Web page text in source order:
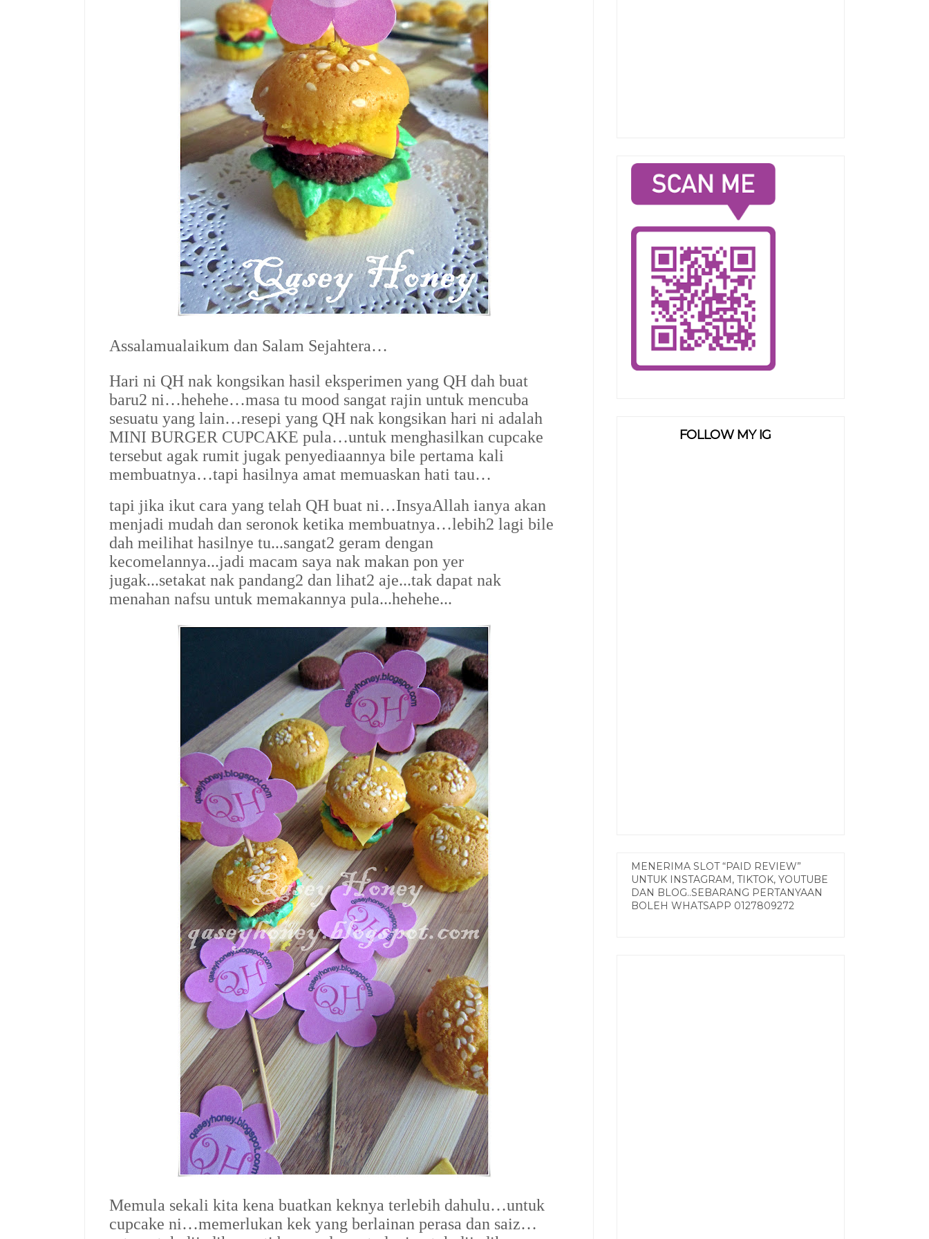
Assalamualaikum dan Salam Sejahtera…
Hari ni QH nak kongsikan hasil eksperimen yang QH dah buat
baru2 ni…hehehe…masa tu mood sangat rajin untuk mencuba
sesuatu yang lain…resepi yang QH nak kongsikan hari ni adalah
MINI BURGER CUPCAKE pula…untuk menghasilkan cupcake
tersebut agak rumit jugak penyediaannya bile pertama kali
membuatnya…tapi hasilnya amat memuaskan hati tau…
tapi jika ikut cara yang telah QH buat ni…InsyaAllah ianya akan
menjadi mudah dan seronok ketika membuatnya…lebih2 lagi bile
dah meilihat hasilnye tu...sangat2 geram dengan
kecomelannya...jadi macam saya nak makan pon yer
jugak...setakat nak pandang2 dan lihat2 aje...tak dapat nak
menahan nafsu untuk memakannya pula...hehehe...
Memula sekali kita kena buatkan keknya terlebih dahulu…untuk
cupcake ni…memerlukan kek yang berlainan perasa dan saiz…
FOLLOW MY IG
MENERIMA SLOT “PAID REVIEW”
UNTUK INSTAGRAM, TIKTOK, YOUTUBE
DAN BLOG..SEBARANG PERTANYAAN
BOLEH WHATSAPP 0127809272